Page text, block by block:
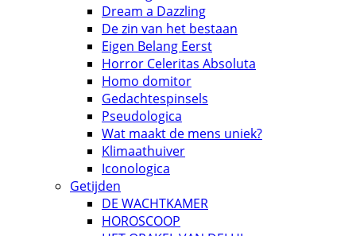
Dream a Dazzling
De zin van het bestaan
Eigen Belang Eerst
Horror Celeritas Absoluta
Homo domitor
Gedachtespinsels
Pseudologica
Wat maakt de mens uniek?
Klimaathuiver
Iconologica
Getijden
DE WACHTKAMER
HOROSCOOP